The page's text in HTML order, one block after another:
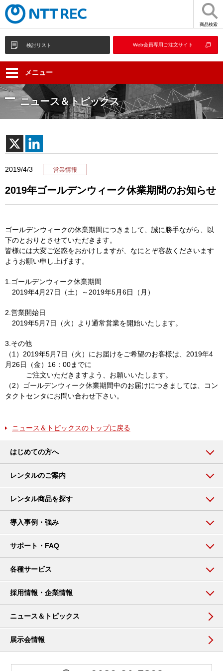
商品検索
検討リスト Web会員専用ご注文サイト
メニュー
ニュース＆トピックス
2019/4/3 営業情報
2019年ゴールデンウィーク休業期間のお知らせ
ゴールデンウィークの休業期間につきまして、誠に勝手ながら、以
下のとおりとさせていただきます。
皆様には大変ご迷惑をおかけしますが、なにとぞ容赦くださいます
ようお願い申し上げます。
1.ゴールデンウィーク休業期間
2019年4月27日（土）～2019年5月6日（月）
2.営業開始日
2019年5月7日（火）より通常営業を開始いたします。
3.その他
（1）2019年5月7日（火）にお届けをご希望のお客様は、2019年4
月26日（金）16：00までに
ご注文いただきますよう、お願いいたします。
（2）ゴールデンウィーク休業期間中のお届けにつきましては、コン
タクトセンタにお問い合わせ下さい。
ニュース＆トピックスのトップに戻る
はじめての方へ
レンタルのご案内
レンタル商品を探す
導入事例・強み
サポート・FAQ
各種サービス
採用情報・企業情報
ニュース＆トピックス
展示会情報